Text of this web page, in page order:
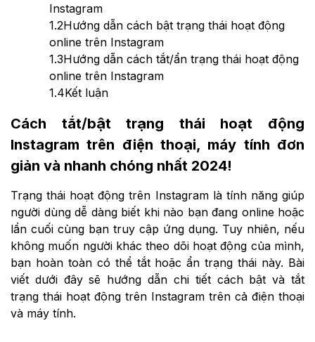
Instagram
1.2Hướng dẫn cách bật trạng thái hoạt động
online trên Instagram
1.3Hướng dẫn cách tắt/ẩn trạng thái hoạt động
online trên Instagram
1.4Kết luận
Cách tắt/bật trạng thái hoạt động
Instagram trên điện thoại, máy tính đơn
giản và nhanh chóng nhất 2024!
Trạng thái hoạt động trên Instagram là tính năng giúp
người dùng dễ dàng biết khi nào bạn đang online hoặc
lần cuối cùng bạn truy cập ứng dụng. Tuy nhiên, nếu
không muốn người khác theo dõi hoạt động của mình,
bạn hoàn toàn có thể tắt hoặc ẩn trạng thái này. Bài
viết dưới đây sẽ hướng dẫn chi tiết cách bật và tắt
trạng thái hoạt động trên Instagram trên cả điện thoại
và máy tính.